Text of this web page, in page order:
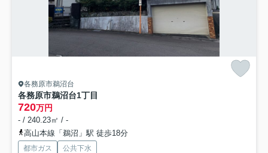
各務原市鵜沼台
各務原市鵜沼台1丁目
720万円
- / 240.23㎡ / -
高山本線「鵜沼」駅 徒歩18分
都市ガス 公共下水